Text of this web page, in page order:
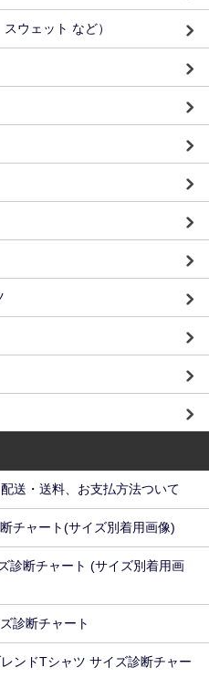
ウェット など）
送・送料、お支払方法ついて
チャート(サイズ別着用画像)
診断チャート (サイズ別着用画
診断チャート
ンドTシャツ サイズ診断チャー